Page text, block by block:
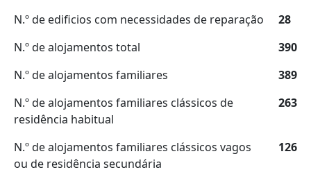
N.º de edificios com necessidades de reparação
28
N.º de alojamentos total
390
N.º de alojamentos familiares
389
N.º de alojamentos familiares clássicos de
residência habitual
263
N.º de alojamentos familiares clássicos vagos
ou de residência secundária
126